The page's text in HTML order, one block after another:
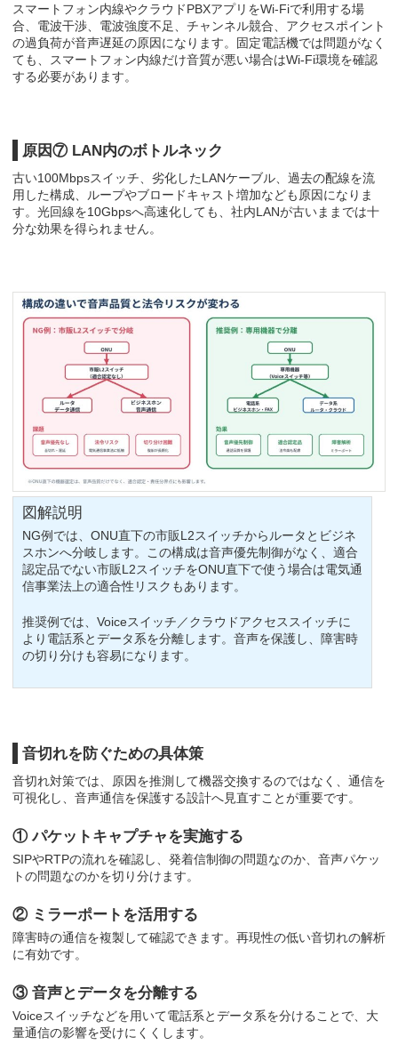
スマートフォン内線やクラウドPBXアプリをWi-Fiで利用する場
合、電波干渉、電波強度不足、チャンネル競合、アクセスポイント
の過負荷が音声遅延の原因になります。固定電話機では問題がなく
ても、スマートフォン内線だけ音質が悪い場合はWi-Fi環境を確認
する必要があります。
原因⑦ LAN内のボトルネック
古い100Mbpsスイッチ、劣化したLANケーブル、過去の配線を流
用した構成、ループやブロードキャスト増加なども原因になりま
す。光回線を10Gbpsへ高速化しても、社内LANが古いままでは十
分な効果を得られません。
図解説明
NG例では、ONU直下の市販L2スイッチからルータとビジネ
スホンへ分岐します。この構成は音声優先制御がなく、適合
認定品でない市販L2スイッチをONU直下で使う場合は電気通
信事業法上の適合性リスクもあります。
推奨例では、Voiceスイッチ／クラウドアクセススイッチに
より電話系とデータ系を分離します。音声を保護し、障害時
の切り分けも容易になります。
音切れを防ぐための具体策
音切れ対策では、原因を推測して機器交換するのではなく、通信を
可視化し、音声通信を保護する設計へ見直すことが重要です。
① パケットキャプチャを実施する
SIPやRTPの流れを確認し、発着信制御の問題なのか、音声パケッ
トの問題なのかを切り分けます。
② ミラーポートを活用する
障害時の通信を複製して確認できます。再現性の低い音切れの解析
に有効です。
③ 音声とデータを分離する
Voiceスイッチなどを用いて電話系とデータ系を分けることで、大
量通信の影響を受けにくくします。